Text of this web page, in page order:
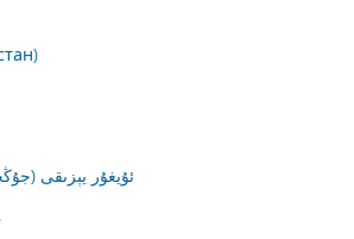
ئۇيغۇر يېزىقى